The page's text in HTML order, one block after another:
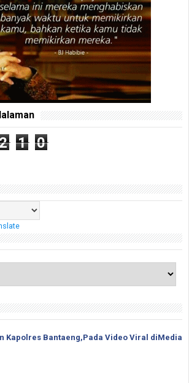
1 0
Kapolres Bantaeng,Pada Video Viral diMedia